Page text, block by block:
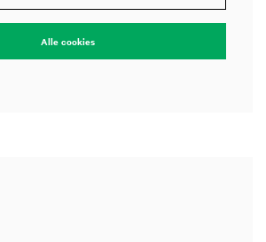
Alle cookies